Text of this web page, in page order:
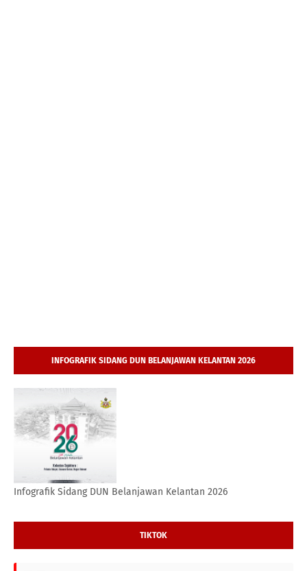
INFOGRAFIK SIDANG DUN BELANJAWAN KELANTAN 2026
Infografik Sidang DUN Belanjawan Kelantan 2026
TIKTOK